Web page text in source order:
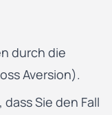
durch die
Aversion).
Sie den Fall